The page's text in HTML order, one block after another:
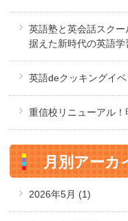
英語塾と英会話スク
据えた新時代の英語学
英語deクッキングイ
重信校リニューアル
月別アーカ
2026年5月 (1)